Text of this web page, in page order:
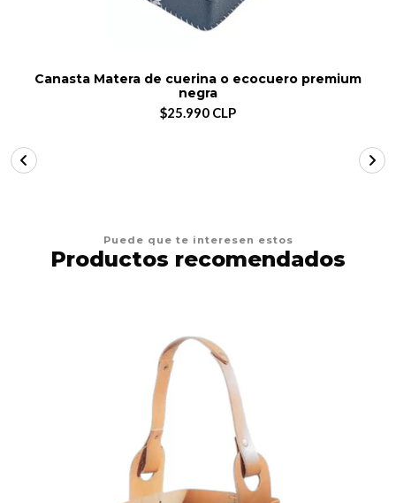
Canasta Matera de cuerina o ecocuero premium
negra
$25.990 CLP
Puede que te interesen estos
Productos recomendados